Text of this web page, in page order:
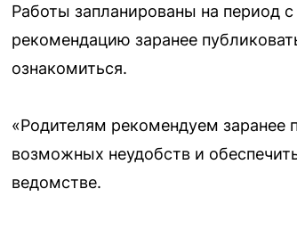
Работы запланированы на период
рекомендацию заранее
ознакомиться.
«Родителям рекомендуем заранее
возможных неудобств и
ведомстве.